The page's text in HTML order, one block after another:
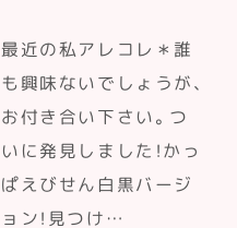
最近の私アレコレ＊誰
も興味ないでしょうが、
お付き合い下さい。つ
いに発見しました！かっ
ぱえびせん白黒バージ
ョン！見つけ…